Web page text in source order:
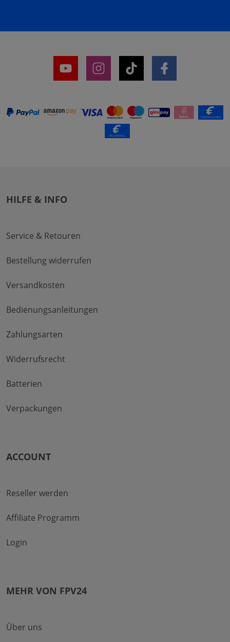
HILFE & INFO
Service & Retouren
Bestellung widerrufen
Versandkosten
Bedienungsanleitungen
Zahlungsarten
Widerrufsrecht
Batterien
Verpackungen
ACCOUNT
Reseller werden
Affiliate Programm
Login
MEHR VON FPV24
Über uns